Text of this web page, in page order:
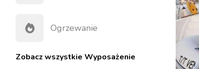
Ogrzewanie
Zobacz wszystkie Wyposażenie